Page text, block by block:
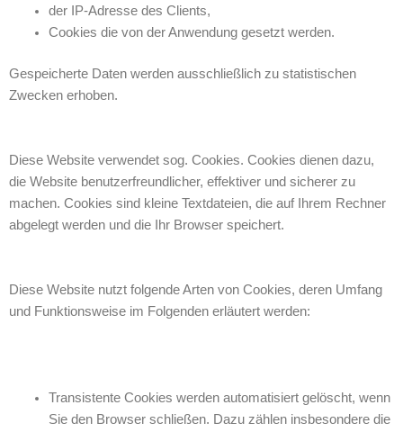
der IP-Adresse des Clients,
Cookies die von der Anwendung gesetzt werden.
Gespeicherte Daten werden ausschließlich zu statistischen
Zwecken erhoben.
Diese Website verwendet sog. Cookies. Cookies dienen dazu,
die Website benutzerfreundlicher, effektiver und sicherer zu
machen. Cookies sind kleine Textdateien, die auf Ihrem Rechner
abgelegt werden und die Ihr Browser speichert.
Diese Website nutzt folgende Arten von Cookies, deren Umfang
und Funktionsweise im Folgenden erläutert werden:
Transistente Cookies werden automatisiert gelöscht, wenn
Sie den Browser schließen. Dazu zählen insbesondere die